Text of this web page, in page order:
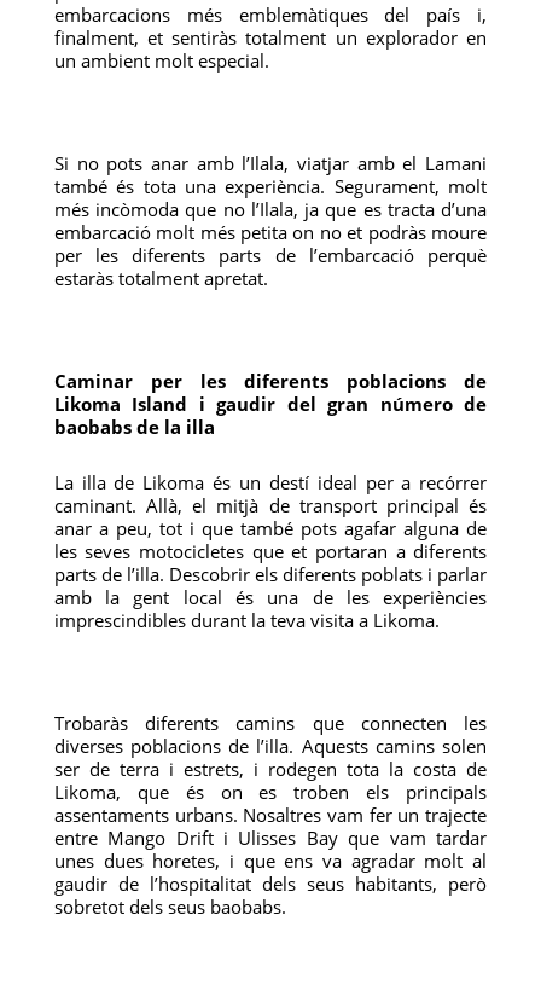
embarcacions més emblemàtiques del país i,
finalment, et sentiràs totalment un explorador en
un ambient molt especial.
Si no pots anar amb l’Ilala, viatjar amb el Lamani
també és tota una experiència. Segurament, molt
més incòmoda que no l’Ilala, ja que es tracta d’una
embarcació molt més petita on no et podràs moure
per les diferents parts de l’embarcació perquè
estaràs totalment apretat.
Caminar per les diferents poblacions de
Likoma Island i gaudir del gran número de
baobabs de la illa
La illa de Likoma és un destí ideal per a recórrer
caminant. Allà, el mitjà de transport principal és
anar a peu, tot i que també pots agafar alguna de
les seves motocicletes que et portaran a diferents
parts de l’illa. Descobrir els diferents poblats i parlar
amb la gent local és una de les experiències
imprescindibles durant la teva visita a Likoma.
Trobaràs diferents camins que connecten les
diverses poblacions de l’illa. Aquests camins solen
ser de terra i estrets, i rodegen tota la costa de
Likoma, que és on es troben els principals
assentaments urbans. Nosaltres vam fer un trajecte
entre Mango Drift i Ulisses Bay que vam tardar
unes dues horetes, i que ens va agradar molt al
gaudir de l’hospitalitat dels seus habitants, però
sobretot dels seus baobabs.